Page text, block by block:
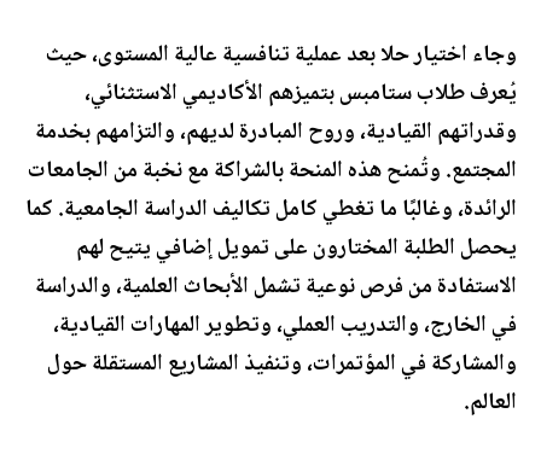
وجاء اختيار حلا بعد عملية تنافسية عالية المستوى، حيث
يُعرف طلاب ستامبس بتميزهم الأكاديمي الاستثنائي،
وقدراتهم القيادية، وروح المبادرة لديهم، والتزامهم بخدمة
المجتمع. وتُمنح هذه المنحة بالشراكة مع نخبة من الجامعات
الرائدة، وغالبًا ما تغطي كامل تكاليف الدراسة الجامعية. كما
يحصل الطلبة المختارون على تمويل إضافي يتيح لهم
الاستفادة من فرص نوعية تشمل الأبحاث العلمية، والدراسة
في الخارج، والتدريب العملي، وتطوير المهارات القيادية،
والمشاركة في المؤتمرات، وتنفيذ المشاريع المستقلة حول
العالم.